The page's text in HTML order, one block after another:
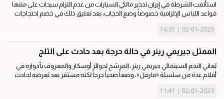
استأنفت الشرطة في إيران تحذير مالكي السيارات من عدم التزام سيدات على متنها
قواعد اللباس الإلزامية خصوصاً وضع الحجاب، بعد تعليق ذلك في خضم احتجاجات
02-01-2023 | 14:31
الممثل جيريمي رينر في حالة حرجة بعد حادث على الثلج
يُعاني النجم السينمائي جيريمي رينر، المرشح لجوائز أوسكار والمعروف بأدواره في
أفلام عدة من سلسلة «مارفل»، وضعاً صحياً حرجاً لكنه مستقر بعد تعرضه لحادث
02-01-2023 | 11:41